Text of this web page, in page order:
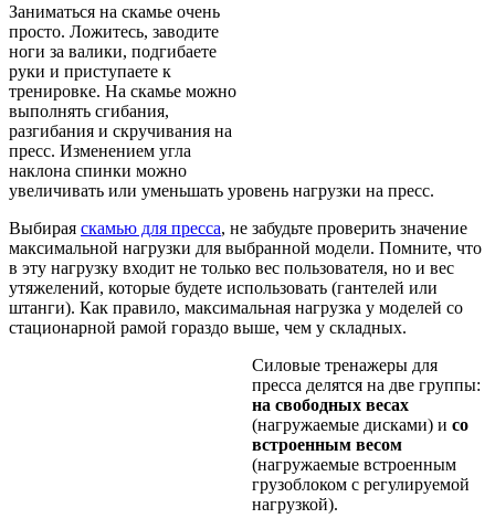
Заниматься на скамье очень
просто. Ложитесь, заводите
ноги за валики, подгибаете
руки и приступаете к
тренировке. На скамье можно
выполнять сгибания,
разгибания и скручивания на
пресс. Изменением угла
наклона спинки можно
увеличивать или уменьшать уровень нагрузки на пресс.
Выбирая скамью для пресса, не забудьте проверить значение
максимальной нагрузки для выбранной модели. Помните, что
в эту нагрузку входит не только вес пользователя, но и вес
утяжелений, которые будете использовать (гантелей или
штанги). Как правило, максимальная нагрузка у моделей со
стационарной рамой гораздо выше, чем у складных.
Силовые тренажеры для
пресса делятся на две группы:
на свободных весах
(нагружаемые дисками) и со
встроенным весом
(нагружаемые встроенным
грузоблоком с регулируемой
нагрузкой).